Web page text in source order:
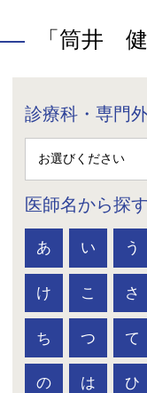
「筒井
診療科・専門
医師名から探す
あ い う
け こ さ
ち つ て
の は ひ